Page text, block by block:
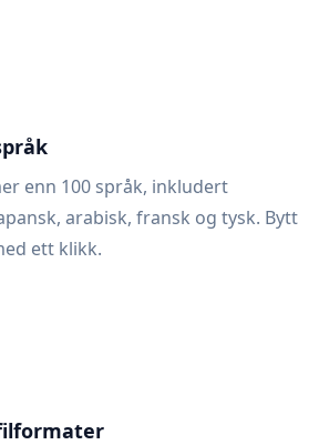
enn 100 språk, inkludert
arabisk, fransk og tysk. Bytt
ett klikk.